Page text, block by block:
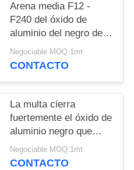
Arena media F12 -
F240 del óxido de
aluminio del negro de
la dureza para polaco
el acero inoxidable
Negociable MOQ:1mt
CONTACTO
La multa cierra
fuertemente el óxido de
aluminio negro que
pule con chorro de
arena el abrasivo para
Negociable MOQ:1mt
CONTACTO